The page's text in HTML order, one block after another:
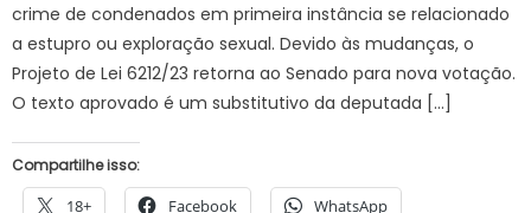
crime de condenados em primeira instância se relacionado
a estupro ou exploração sexual. Devido às mudanças, o
Projeto de Lei 6212/23 retorna ao Senado para nova votação.
O texto aprovado é um substitutivo da deputada […]
Compartilhe isso:
18+ Facebook WhatsApp